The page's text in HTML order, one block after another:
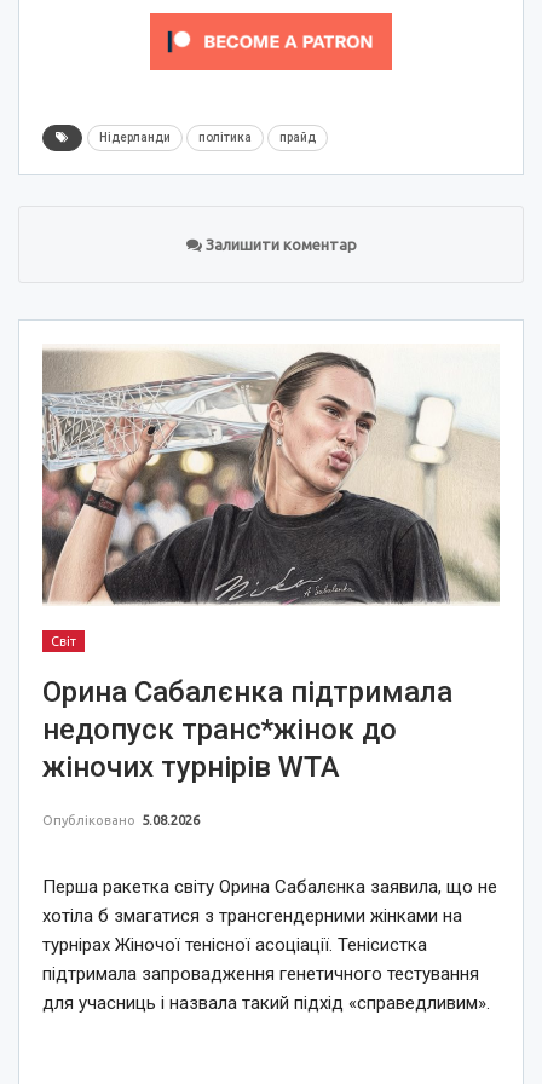
Нідерланди політика прайд
Залишити коментар
Світ
Орина Сабалєнка підтримала
недопуск транс*жінок до
жіночих турнірів WTA
Опубліковано 5.08.2026
Перша ракетка світу Орина Сабалєнка заявила, що не
хотіла б змагатися з трансгендерними жінками на
турнірах Жіночої тенісної асоціації. Тенісистка
підтримала запровадження генетичного тестування
для учасниць і назвала такий підхід «справедливим».